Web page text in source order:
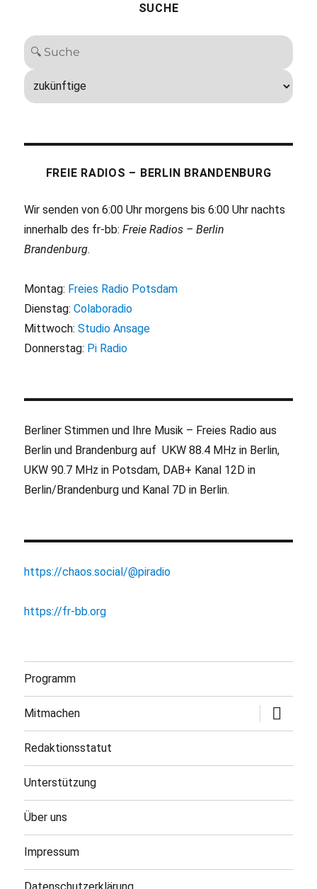
SUCHE
FREIE RADIOS – BERLIN BRANDENBURG
Wir senden von 6:00 Uhr morgens bis 6:00 Uhr nachts
innerhalb des fr-bb:Freie Radios – Berlin
Brandenburg.
Montag: Freies Radio Potsdam
Dienstag:Colaboradio
Mittwoch:Studio Ansage
Donnerstag: Pi Radio
Berliner Stimmen und Ihre Musik – Freies Radio aus
Berlin und Brandenburg auf UKW 88.4 MHz in Berlin,
UKW 90.7 MHz in Potsdam, DAB+ Kanal 12D in
Berlin/Brandenburg und Kanal 7D in Berlin.
https://chaos.social/@piradio
https://fr-bb.org
Programm
Mitmachen
öffnen
Redaktionsstatut
Unterstützung
Über uns
Impressum